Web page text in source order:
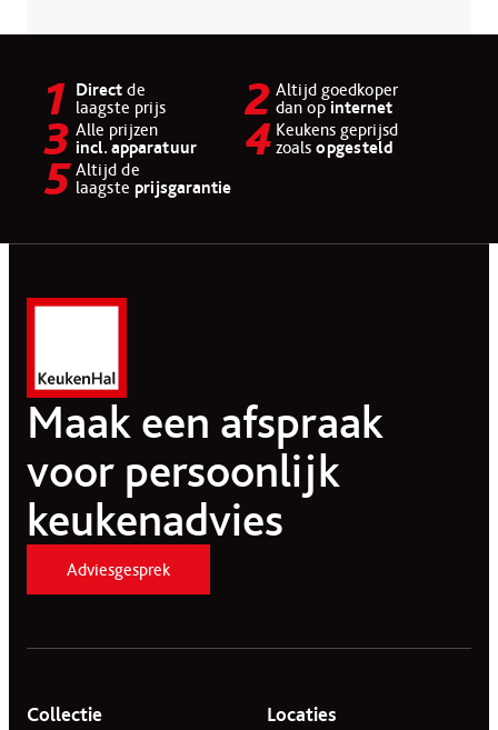
Direct de
laagste prijs
Altijd goedkoper
dan op internet
Alle prijzen
incl. apparatuur
Keukens geprijsd
zoals opgesteld
Altijd de
laagste prijsgarantie
Maak een afspraak
voor persoonlijk
keukenadvies
Adviesgesprek
Collectie
Locaties